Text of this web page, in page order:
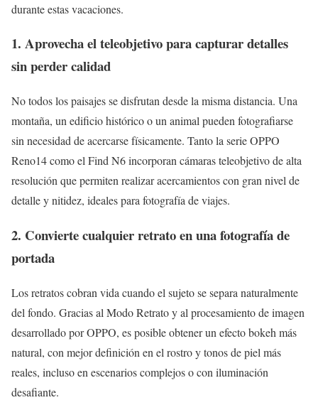
durante estas vacaciones.
1. Aprovecha el teleobjetivo para capturar detalles
sin perder calidad
No todos los paisajes se disfrutan desde la misma distancia. Una
montaña, un edificio histórico o un animal pueden fotografiarse
sin necesidad de acercarse físicamente. Tanto la serie OPPO
Reno14 como el Find N6 incorporan cámaras teleobjetivo de alta
resolución que permiten realizar acercamientos con gran nivel de
detalle y nitidez, ideales para fotografía de viajes.
2. Convierte cualquier retrato en una fotografía de
portada
Los retratos cobran vida cuando el sujeto se separa naturalmente
del fondo. Gracias al Modo Retrato y al procesamiento de imagen
desarrollado por OPPO, es posible obtener un efecto bokeh más
natural, con mejor definición en el rostro y tonos de piel más
reales, incluso en escenarios complejos o con iluminación
desafiante.